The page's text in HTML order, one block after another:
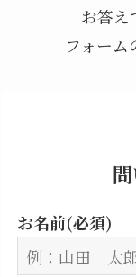
お答え
フォーム
お名前(必須)